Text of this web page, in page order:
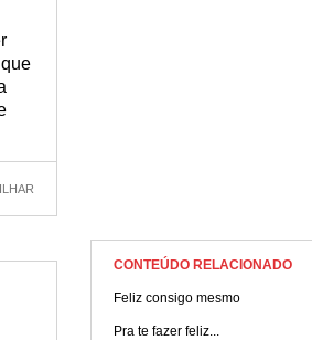
CONTEÚDO RELACIONADO
Feliz consigo mesmo
Pra te fazer feliz...